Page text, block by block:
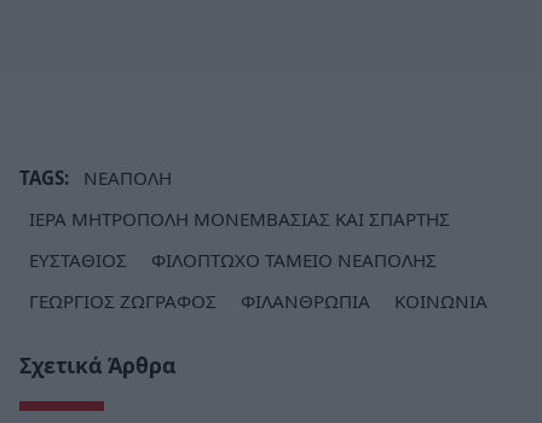
TAGS:
ΝΕΑΠΟΛΗ
ΙΕΡΑ ΜΗΤΡΟΠΟΛΗ ΜΟΝΕΜΒΑΣΙΑΣ ΚΑΙ ΣΠΑΡΤΗΣ
ΕΥΣΤΑΘΙΟΣ
ΦΙΛΟΠΤΩΧΟ ΤΑΜΕΙΟ ΝΕΑΠΟΛΗΣ
ΓΕΩΡΓΙΟΣ ΖΩΓΡΑΦΟΣ
ΦΙΛΑΝΘΡΩΠΙΑ ΚΟΙΝΩΝΙΑ
Σχετικά Άρθρα